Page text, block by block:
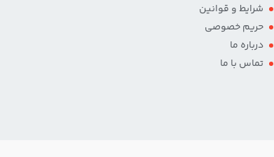
شرایط و قوانین
حریم خصوصی
درباره ما
تماس با ما